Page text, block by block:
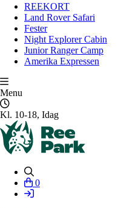
REEKORT
Land Rover Safari
Fester
Night Explorer Cabin
Junior Ranger Camp
Amerika Expressen
Menu
Kl. 10-18, Idag
0